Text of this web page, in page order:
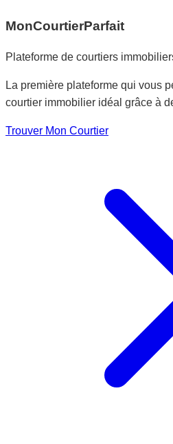
MonCourtierParfait
Plateforme de courtiers
La première plateforme qui vous
courtier immobilier idéal grâce à
Trouver Mon Courtier